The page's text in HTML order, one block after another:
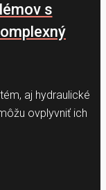
s
aj hydraulické
ovplyvniť ich